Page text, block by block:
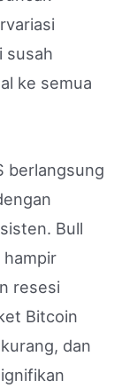
susah
ke semua
berlangsung
Bull
resesi
Bitcoin
dan